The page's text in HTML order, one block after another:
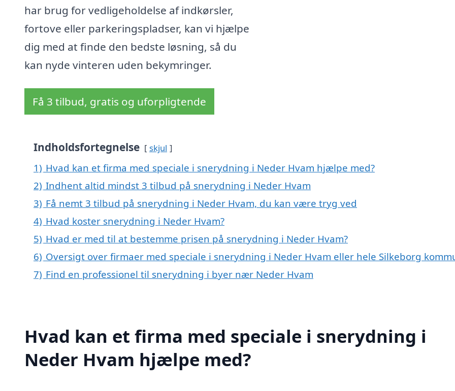
har brug for vedligeholdelse af indkørsler,
fortove eller parkeringspladser, kan vi hjælpe
dig med at finde den bedste løsning, så du
kan nyde vinteren uden bekymringer.
Få 3 tilbud, gratis og uforpligtende
Indholdsfortegnelse skjul
1) Hvad kan et firma med speciale i snerydning i Neder Hvam hjælpe med?
2) Indhent altid mindst 3 tilbud på snerydning i Neder Hvam
3) Få nemt 3 tilbud på snerydning i Neder Hvam, du kan være tryg ved
4) Hvad koster snerydning i Neder Hvam?
5) Hvad er med til at bestemme prisen på snerydning i Neder Hvam?
6) Oversigt over firmaer med speciale i snerydning i Neder Hvam eller hele Silkeborg
7) Find en professionel til snerydning i byer nær Neder Hvam
Hvad kan et firma med speciale i snerydning i
Neder Hvam hjælpe med?